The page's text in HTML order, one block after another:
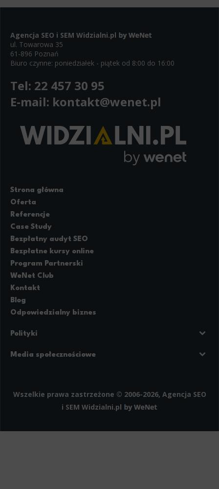
Agencja SEO i SEM Widzialni.pl
ul. Towarowa 35
61-896 Poznań
Biuro czynne: poniedziałek - piątek od 8:00 do 16:00
Tel: 22 457 30 95
E-mail: kontakt@wenet.pl
Strona główna
Oferta
Referencje
Case Study
Bezpłatny audyt SEO
Bezpłatne kursy online
Program Partnerski
WeNet Club
Kontakt
Blog
Odpowiedzialny biznes
Polityki
Regulamin strony
Media społecznościowe
Wszelkie prawa zastrzeżone © 2006-2026, Agencja SEO
i SEM Widzialni.pl